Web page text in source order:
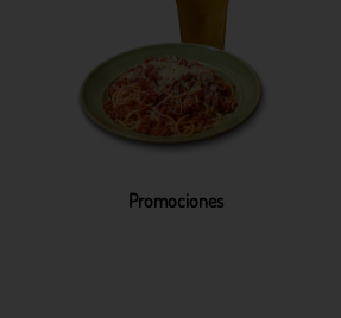
Promociones